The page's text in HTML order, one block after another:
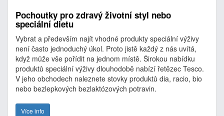
Pochoutky pro zdravý životní styl nebo
speciální dietu
Vybrat a především najít vhodné produkty speciální výživy
není často jednoduchý úkol. Proto jistě každý z nás uvítá,
když může vše pořídit na jednom místě. Širokou nabídku
produktů speciální výživy dlouhodobě nabízí řetězec Tesco.
V jeho obchodech naleznete stovky produktů dia, racio, bio
nebo bezlepkových bezlaktózových potravin.
Více info